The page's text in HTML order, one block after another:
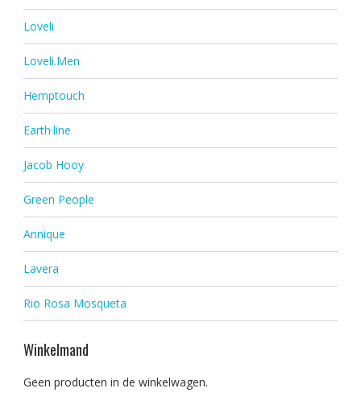
Loveli
Loveli.Men
Hemptouch
Earth·line
Jacob Hooy
Green People
Annique
Lavera
Rio Rosa Mosqueta
Winkelmand
Geen producten in de winkelwagen.